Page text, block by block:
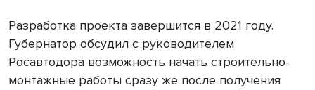
Разработка проекта завершится в 2021 году.
Губернатор обсудил с руководителем
Росавтодора возможность начать строительно-
монтажные работы сразу же после получения